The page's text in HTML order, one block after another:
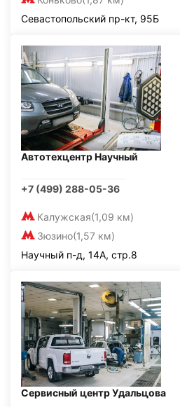
Севастопольский пр-кт, 95Б
Автотехцентр Научный
+7 (499) 288-05-36
Калужская(1,09 км)
Зюзино(1,57 км)
Научный п-д, 14А, стр.8
Сервисный центр Удальцова